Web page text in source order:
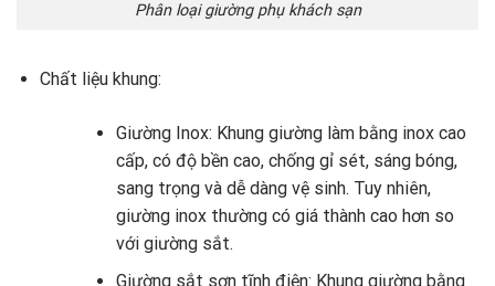
Phân loại giường phụ khách sạn
Chất liệu khung:
Giường Inox: Khung giường làm bằng inox cao
cấp, có độ bền cao, chống gỉ sét, sáng bóng,
sang trọng và dễ dàng vệ sinh. Tuy nhiên,
giường inox thường có giá thành cao hơn so
với giường sắt.
Giường sắt sơn tĩnh điện: Khung giường bằng